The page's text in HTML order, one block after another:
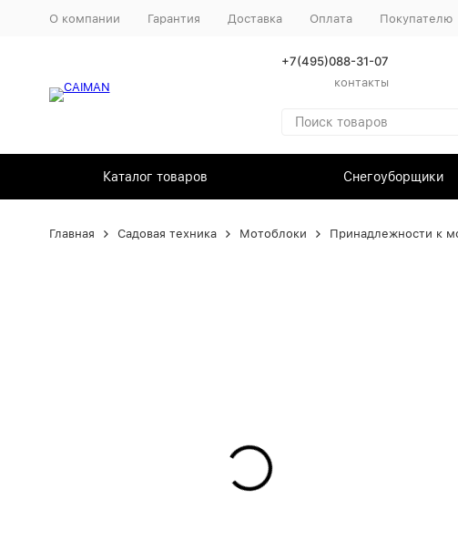
О компании Гарантия Доставка Оплата Покупателю
+7(495)088-31-07
контакты
Каталог товаров Снегоуборщики
Главная Садовая техника Мотоблоки Принадлежности к